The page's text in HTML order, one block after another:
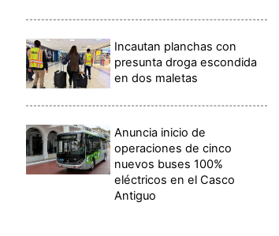
Incautan planchas con
presunta droga escondida
en dos maletas
Anuncia inicio de
operaciones de cinco
nuevos buses 100%
eléctricos en el Casco
Antiguo